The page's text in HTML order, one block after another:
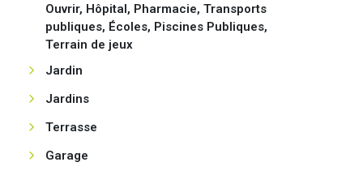
Ouvrir, Hôpital, Pharmacie, Transports
publiques, Écoles, Piscines Publiques,
Terrain de jeux
Jardin
Jardins
Terrasse
Garage